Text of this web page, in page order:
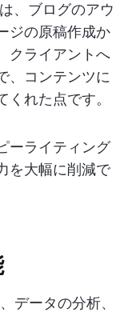
、ブログのアウ
ジの原稿作成か
クライアントへ
、コンテンツに
れた点です。
ーライティング
を大幅に削減で
データの分析、